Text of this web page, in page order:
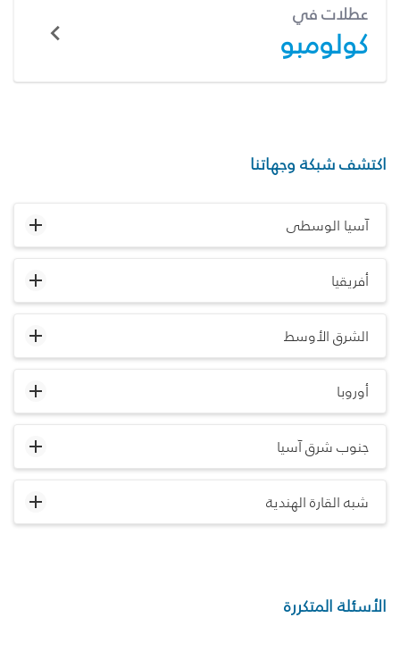
عطلات في
كولومبو
اكتشف شبكة وجهاتنا
آسيا الوسطى
أفريقيا
الشرق الأوسط
أوروبا
جنوب شرق آسيا
شبه القارة الهندية
الأسئلة المتكررة